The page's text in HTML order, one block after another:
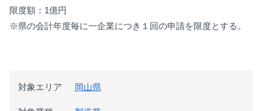
限度額：1億円
※県の会計年度毎に一企業につき１回の申請を限度とする。
対象エリア 岡山県